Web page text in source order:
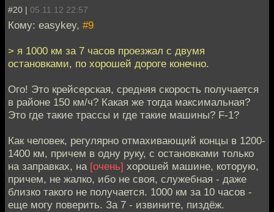
#20 | 05.11.12 22:57
Кому: easykey, #9
> я 1000 км за 7 часов проезжал с двумя
остановками, по хорошей дороге конечно.
Ого! Это крейсерская, средняя скорость получается
в районе 150 км/ч? Какая же тогда максимальная?
Это где такие трассы и где такие машины? F-1?
Как человек, регулярно отмахивающий концы в 1200-
1400 км, причем в одну руку, с остановками только
на заправках, на [очень] хорошей машине, которую,
причем, не жалко, ибо не своя, служебная - даже
близко такого не получается. 1000 км за 10 часов -
еще могу поверить. За 7 - извините, пиздёж.